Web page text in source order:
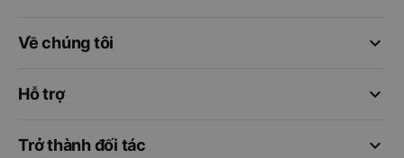
keyboard_arrow_down
Về chúng tôi
keyboard_arrow_down
Hỗ trợ
keyboard_arrow_down
Trở thành đối tác